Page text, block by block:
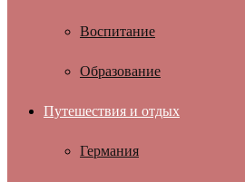
Воспитание
Образование
Путешествия и отдых
Германия